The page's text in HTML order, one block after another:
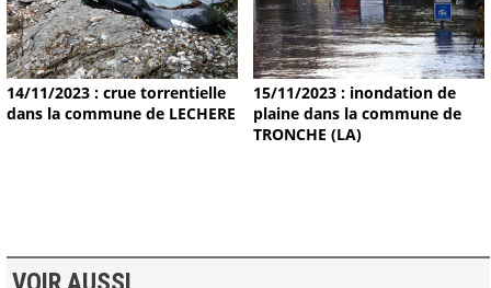
14/11/2023 : crue torrentielle
dans la commune de LECHERE
15/11/2023 : inondation de
plaine dans la commune de
TRONCHE (LA)